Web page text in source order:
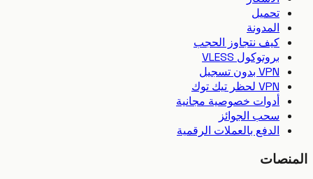
تحميل
المدونة
كيف نتجاوز الحجب
بروتوكول VLESS
VPN بدون تسجيل
VPN لحظر تيك توك
أدوات خصوصية مجانية
سحب الجوائز
الدفع بالعملات الرقمية